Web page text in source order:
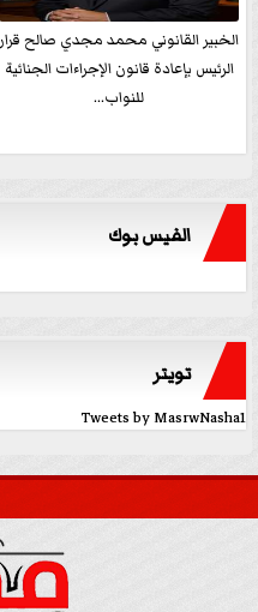
الخبير القانوني محمد مجدي صالح قرار
الرئيس بإعادة قانون الإجراءات الجنائية
للنواب...
الفيس بوك
تويتر
Tweets by MasrwNasha1